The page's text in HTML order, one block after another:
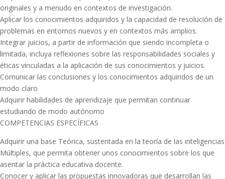
originales y a menudo en contextos de investigación.
Aplicar los conocimientos adquiridos y la capacidad de resolución de
problemas en entornos nuevos y en contextos más amplios.
Integrar juicios, a partir de información que siendo incompleta o
limitada, incluya reflexiones sobre las responsabilidades sociales y
éticas vinculadas a la aplicación de sus conocimientos y juicios.
Comunicar las conclusiones y los conocimientos adquiridos de un
modo claro
Adquirir habilidades de aprendizaje que permitan continuar
estudiando de modo autónomo
COMPETENCIAS ESPECÍFICAS
Adquirir una base Teórica, sustentada en la teoría de las inteligencias
Múltiples, que permita obtener unos conocimientos sobre los que
asentar la práctica educativa docente.
Conocer y aplicar las propuestas innovadoras que desarrollan las